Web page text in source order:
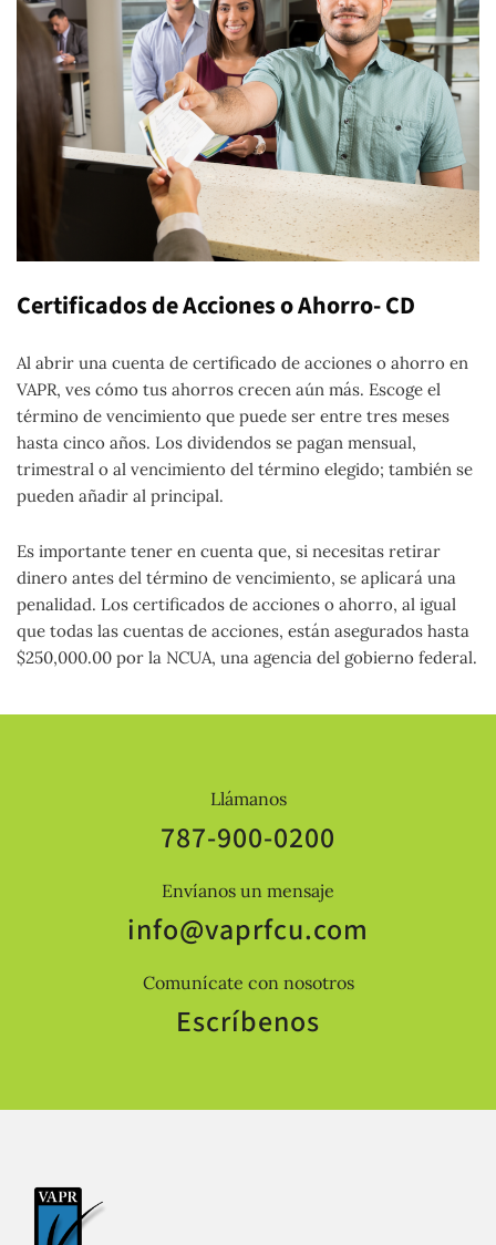
Certificados de Acciones o Ahorro- CD
Al abrir una cuenta de certificado de acciones o ahorro en
VAPR, ves cómo tus ahorros crecen aún más. Escoge el
término de vencimiento que puede ser entre tres meses
hasta cinco años. Los dividendos se pagan mensual,
trimestral o al vencimiento del término elegido; también se
pueden añadir al principal.
Es importante tener en cuenta que, si necesitas retirar
dinero antes del término de vencimiento, se aplicará una
penalidad. Los certificados de acciones o ahorro, al igual
que todas las cuentas de acciones, están asegurados hasta
$250,000.00 por la NCUA, una agencia del gobierno federal.
Llámanos
787-900-0200
Envíanos un mensaje
info@vaprfcu.com
Comunícate con nosotros
Escríbenos